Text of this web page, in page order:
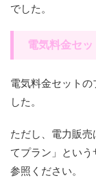
でした。
電気料金セ
電気料金セット
した。
ただし、電力販
てプラン」とい
参照ください。